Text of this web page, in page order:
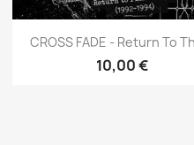
Aperçu rapide
CROSS FADE - Return To
10,00 €